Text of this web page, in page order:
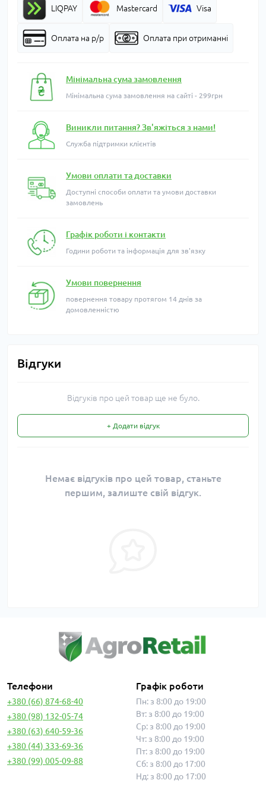
LIQPAY Mastercard Visa
Оплата на р/р Оплата при отриманні
Мінімальна сума замовлення
Мінімальна сума замовлення на сайті - 299грн
Виникли питання? Зв'яжіться з нами!
Служба підтримки клієнтів
Умови оплати та доставки
Доступні способи оплати та умови доставки
замовлень
Графік роботи і контакти
Години роботи та інформація для зв'язку
Умови повернення
повернення товару протягом 14 днів за
домовленністю
Відгуки
Відгуків про цей товар ще не було.
+ Додати відгук
Немає відгуків про цей товар, станьте
першим, залиште свій відгук.
Телефони
+380 (66) 874-68-40
+380 (98) 132-05-74
+380 (63) 640-59-36
+380 (44) 333-69-36
+380 (99) 005-09-88
Графік роботи
Пн: з 8:00 до 19:00
Вт: з 8:00 до 19:00
Ср: з 8:00 до 19:00
Чт: з 8:00 до 19:00
Пт: з 8:00 до 19:00
Сб: з 8:00 до 17:00
Нд: з 8:00 до 17:00